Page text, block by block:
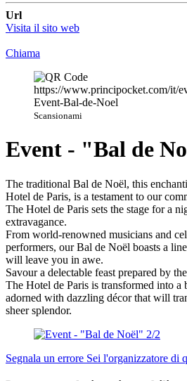
Url
Visita il sito web
Chiama
Scansionami
Event - "Bal de
The traditional Bal de Noël, this
Hotel de Paris, is a testament to our
The Hotel de Paris sets the stage for a
extravagance.
From world-renowned musicians and
performers, our Bal de Noël boasts a
will leave you in awe.
Savour a delectable feast prepared by
The Hotel de Paris is transformed into a
adorned with dazzling décor that will
sheer splendor.
Segnala un errore Sei l'organizzatore di